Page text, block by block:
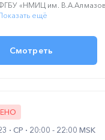
«НМИЦ им.
ещё
Смотреть
СР 20:00 - 22:00 MSK